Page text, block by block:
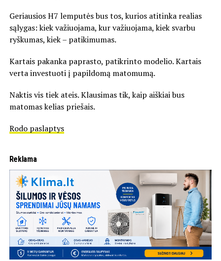
Geriausios H7 lemputės bus tos, kurios atitinka realias
sąlygas: kiek važiuojama, kur važiuojama, kiek svarbu
ryškumas, kiek – patikimumas.
Kartais pakanka paprasto, patikrinto modelio. Kartais
verta investuoti į papildomą matomumą.
Naktis vis tiek ateis. Klausimas tik, kaip aiškiai bus
matomas kelias priešais.
Rodo paslaptys
Reklama